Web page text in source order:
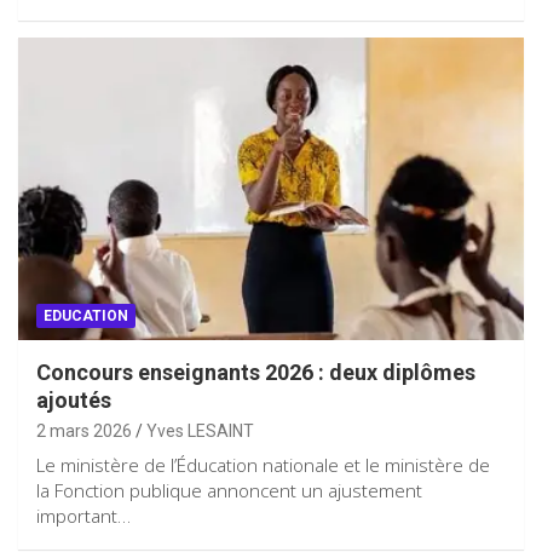
EDUCATION
Concours enseignants 2026 : deux diplômes
ajoutés
2 mars 2026 Yves LESAINT
Le ministère de l’Éducation nationale et le ministère de
la Fonction publique annoncent un ajustement
important…